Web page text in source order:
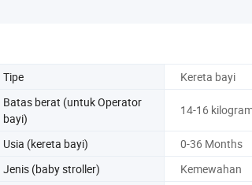
Tipe Kereta bayi
Batas berat (untuk Operator
bayi)
14-16
Usia (kereta bayi)
0-36 Months
Jenis (baby stroller)
Kemewahan